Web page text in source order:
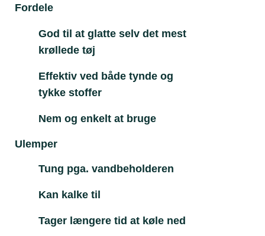
Fordele
God til at glatte selv det mest
krøllede tøj
Effektiv ved både tynde og
tykke stoffer
Nem og enkelt at bruge
Ulemper
Tung pga. vandbeholderen
Kan kalke til
Tager længere tid at køle ned